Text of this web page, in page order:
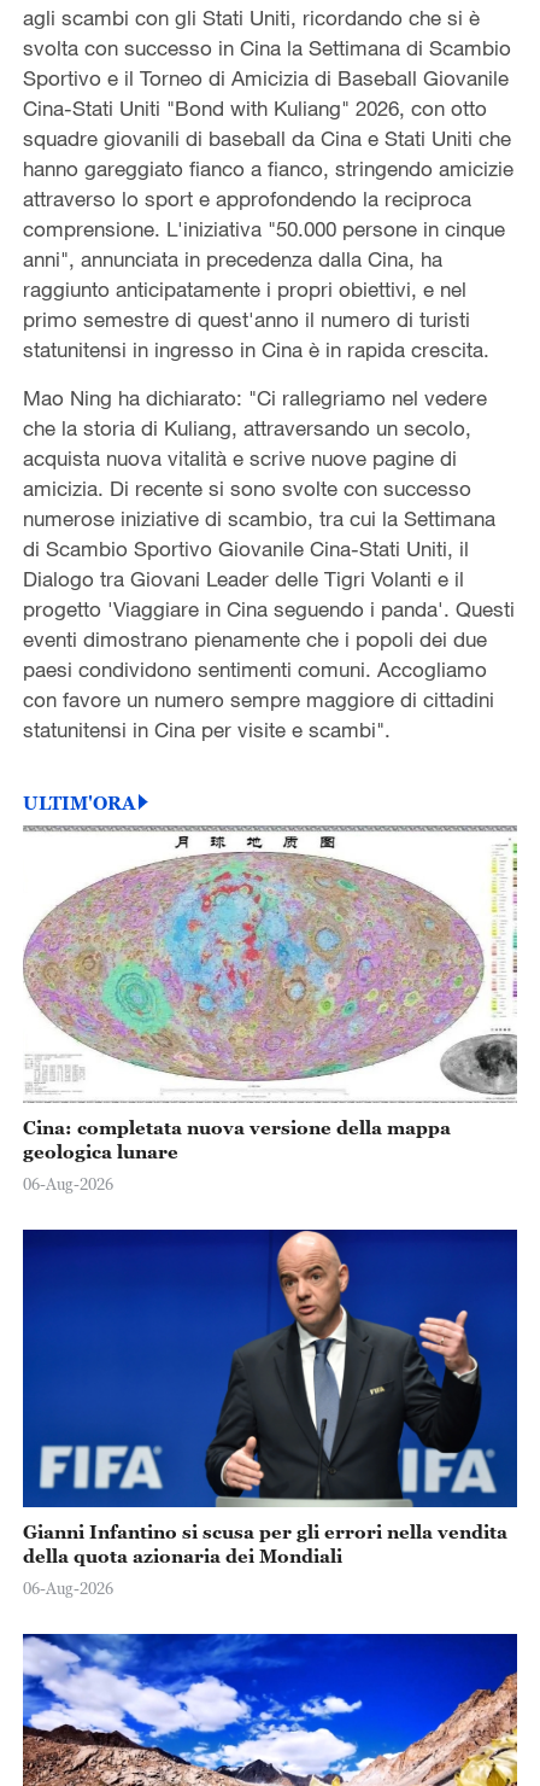
agli scambi con gli Stati Uniti, ricordando che si è
svolta con successo in Cina la Settimana di Scambio
Sportivo e il Torneo di Amicizia di Baseball Giovanile
Cina-Stati Uniti "Bond with Kuliang" 2026, con otto
squadre giovanili di baseball da Cina e Stati Uniti che
hanno gareggiato fianco a fianco, stringendo amicizie
attraverso lo sport e approfondendo la reciproca
comprensione. L'iniziativa "50.000 persone in cinque
anni", annunciata in precedenza dalla Cina, ha
raggiunto anticipatamente i propri obiettivi, e nel
primo semestre di quest'anno il numero di turisti
statunitensi in ingresso in Cina è in rapida crescita.
Mao Ning ha dichiarato: "Ci rallegriamo nel vedere
che la storia di Kuliang, attraversando un secolo,
acquista nuova vitalità e scrive nuove pagine di
amicizia. Di recente si sono svolte con successo
numerose iniziative di scambio, tra cui la Settimana
di Scambio Sportivo Giovanile Cina-Stati Uniti, il
Dialogo tra Giovani Leader delle Tigri Volanti e il
progetto 'Viaggiare in Cina seguendo i panda'. Questi
eventi dimostrano pienamente che i popoli dei due
paesi condividono sentimenti comuni. Accogliamo
con favore un numero sempre maggiore di cittadini
statunitensi in Cina per visite e scambi".
ULTIM'ORA
Cina: completata nuova versione della mappa
geologica lunare
06-Aug-2026
Gianni Infantino si scusa per gli errori nella vendita
della quota azionaria dei Mondiali
06-Aug-2026